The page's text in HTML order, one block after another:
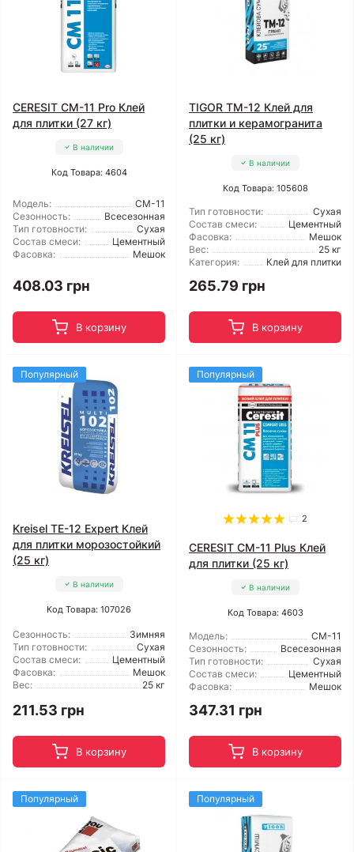
CERESIT CM-11 Pro Клей
для плитки (27 кг)
В наличии
Код Товара: 4604
Модель:
CM-11
Сезонность:
Всесезонная
Тип готовности:
Сухая
Состав смеси:
Цементный
Фасовка:
Мешок
408.03 грн
В корзину
TIGOR TM-12 Клей для
плитки и керамогранита
(25 кг)
В наличии
Код Товара: 105608
Тип готовности:
Сухая
Состав смеси:
Цементный
Фасовка:
Мешок
Вес:
25 кг
Категория:
Клей для плитки
265.79 грн
В корзину
Популярный
Kreisel TE-12 Expert Клей
для плитки морозостойкий
(25 кг)
В наличии
Код Товара: 107026
Сезонность:
Зимняя
Тип готовности:
Сухая
Состав смеси:
Цементный
Фасовка:
Мешок
Вес:
25 кг
211.53 грн
В корзину
Популярный
2
CERESIT CM-11 Plus Клей
для плитки (25 кг)
В наличии
Код Товара: 4603
Модель:
CM-11
Сезонность:
Всесезонная
Тип готовности:
Сухая
Состав смеси:
Цементный
Фасовка:
Мешок
347.31 грн
В корзину
Популярный Популярный